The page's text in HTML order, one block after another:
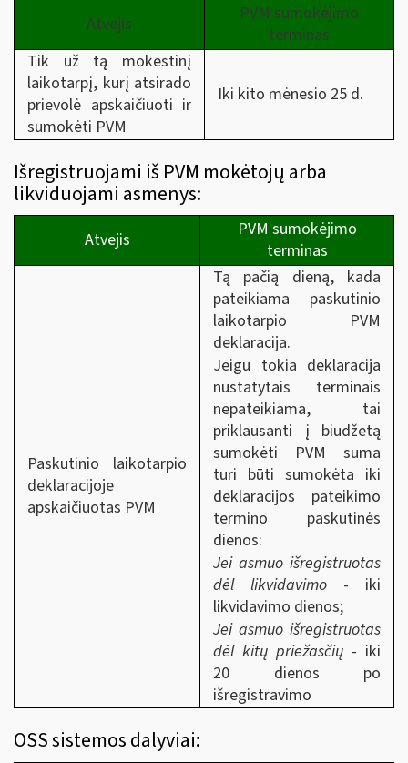
Atvejis
PVM sumokėjimo
terminas
Tik už tą mokestinį
laikotarpį, kurį atsirado
prievolė apskaičiuoti ir
sumokėti PVM
Iki kito mėnesio 25 d.
Išregistruojami iš PVM mokėtojų arba
likviduojami asmenys:
Atvejis
PVM sumokėjimo
terminas
Paskutinio laikotarpio
deklaracijoje
apskaičiuotas PVM
Tą pačią dieną, kada
pateikiama paskutinio
laikotarpio PVM
deklaracija.
Jeigu tokia deklaracija
nustatytais terminais
nepateikiama, tai
priklausanti į biudžetą
sumokėti PVM suma
turi būti sumokėta iki
deklaracijos pateikimo
termino paskutinės
dienos:
Jei asmuo išregistruotas
dėl likvidavimo - iki
likvidavimo dienos;
Jei asmuo išregistruotas
dėl kitų priežasčių - iki
20 dienos po
išregistravimo
OSS sistemos dalyviai: